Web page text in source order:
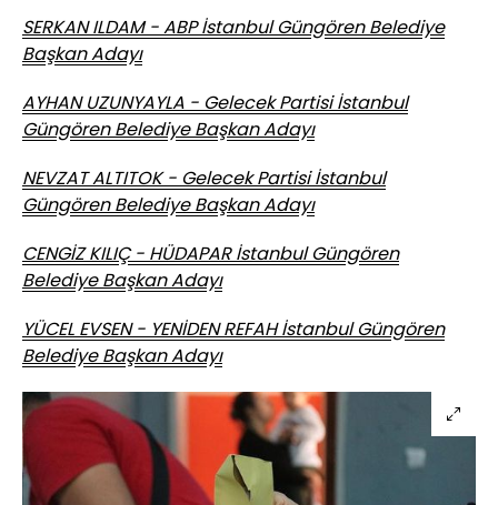
SERKAN ILDAM - ABP İstanbul Güngören Belediye
Başkan Adayı
AYHAN UZUNYAYLA - Gelecek Partisi İstanbul
Güngören Belediye Başkan Adayı
NEVZAT ALTITOK - Gelecek Partisi İstanbul
Güngören Belediye Başkan Adayı
CENGİZ KILIÇ - HÜDAPAR İstanbul Güngören
Belediye Başkan Adayı
YÜCEL EVSEN - YENİDEN REFAH İstanbul Güngören
Belediye Başkan Adayı